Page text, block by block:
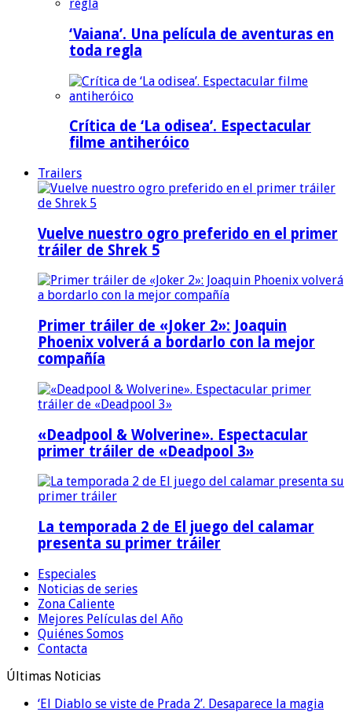
‘Vaiana’. Una película de aventuras en
toda regla
Crítica de ‘La odisea’. Espectacular
filme antiheróico
Trailers
Vuelve nuestro ogro preferido en el primer
tráiler de Shrek 5
Primer tráiler de «Joker 2»: Joaquin
Phoenix volverá a bordarlo con la mejor
compañía
«Deadpool & Wolverine». Espectacular
primer tráiler de «Deadpool 3»
La temporada 2 de El juego del calamar
presenta su primer tráiler
Especiales
Noticias de series
Zona Caliente
Mejores Películas del Año
Quiénes Somos
Contacta
Últimas Noticias
‘El Diablo se viste de Prada 2’. Desaparece la magia